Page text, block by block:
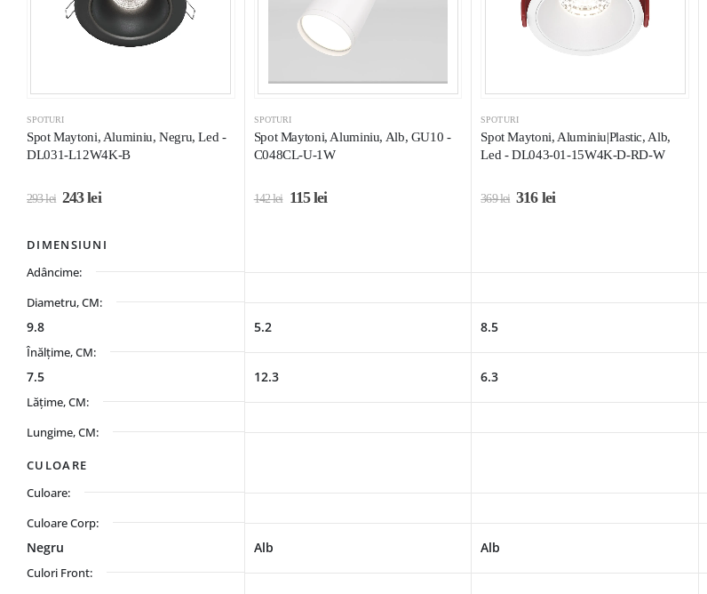
SPOTURI
Spot Maytoni, Aluminiu, Negru, Led -
DL031-L12W4K-B
293lei 243lei
SPOTURI
Spot Maytoni, Aluminiu, Alb, GU10 -
C048CL-U-1W
142lei 115lei
SPOTURI
Spot Maytoni, Aluminiu|Plastic, Alb,
Led - DL043-01-15W4K-D-RD-W
369lei 316 lei
DIMENSIUNI
Adâncime:
Diametru, CM:
9.8 5.2 8.5
Înălțime, CM:
7.5 12.3 6.3
Lățime, CM:
Lungime, CM:
CULOARE
Culoare:
Culoare Corp:
Negru Alb Alb
Culori Front: